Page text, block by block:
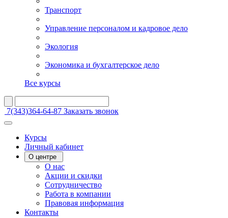
Транспорт
Управление персоналом и кадровое дело
Экология
Экономика и бухгалтерское дело
Все курсы
7(343)364-64-87 Заказать звонок
Курсы
Личный кабинет
О центре
О нас
Акции и скидки
Сотрудничество
Работа в компании
Правовая информация
Контакты